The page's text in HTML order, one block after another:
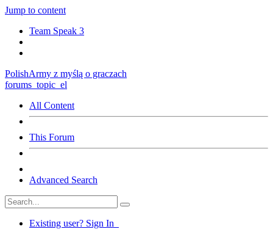
Jump to content
Team Speak 3
PolishArmy z myślą o graczach
forums_topic_el
All Content
This Forum
Advanced Search
Existing user? Sign In